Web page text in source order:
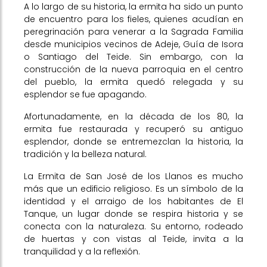
A lo largo de su historia, la ermita ha sido un punto
de encuentro para los fieles, quienes acudían en
peregrinación para venerar a la Sagrada Familia
desde municipios vecinos de Adeje, Guía de Isora
o Santiago del Teide. Sin embargo, con la
construcción de la nueva parroquia en el centro
del pueblo, la ermita quedó relegada y su
esplendor se fue apagando.
Afortunadamente, en la década de los 80, la
ermita fue restaurada y recuperó su antiguo
esplendor, donde se entremezclan la historia, la
tradición y la belleza natural.
La Ermita de San José de los Llanos es mucho
más que un edificio religioso. Es un símbolo de la
identidad y el arraigo de los habitantes de El
Tanque, un lugar donde se respira historia y se
conecta con la naturaleza. Su entorno, rodeado
de huertas y con vistas al Teide, invita a la
tranquilidad y a la reflexión.